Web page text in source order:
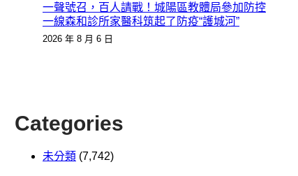
一聲號召，百人請戰！城陽區教體局參加防控
一線森和診所家醫科筑起了防疫“護城河”
2026 年 8 月 6 日
Categories
未分類 (7,742)